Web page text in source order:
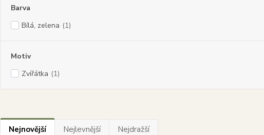
Barva
Bílá, zelena (1)
Motiv
Zvířátka (1)
Nejnovější Nejlevnější Nejdražší